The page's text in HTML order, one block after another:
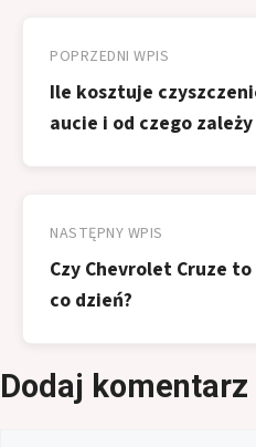
wpisu
POPRZEDNI WPIS
Ile kosztuje
aucie i od czego zależy
NASTĘPNY WPIS
Czy Chevrolet Cruze
co dzień?
Dodaj komentarz